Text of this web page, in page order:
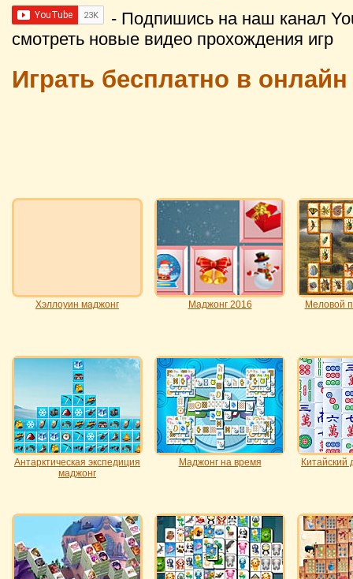
- Подпишись на наш канал
смотреть новые видео прохождения игр
Играть бесплатно в
Хэллоуин маджонг Маджонг 2016 Меловой
Антарктическая экспедиция
маджонг
Маджонг на время Китайский